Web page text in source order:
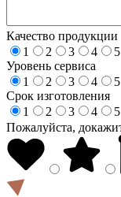
Качество продукции
1
2 3 4
5
Уровень сервиса
1
2 3 4
5
Срок изготовления
1
2 3 4
5
Пожалуйста,